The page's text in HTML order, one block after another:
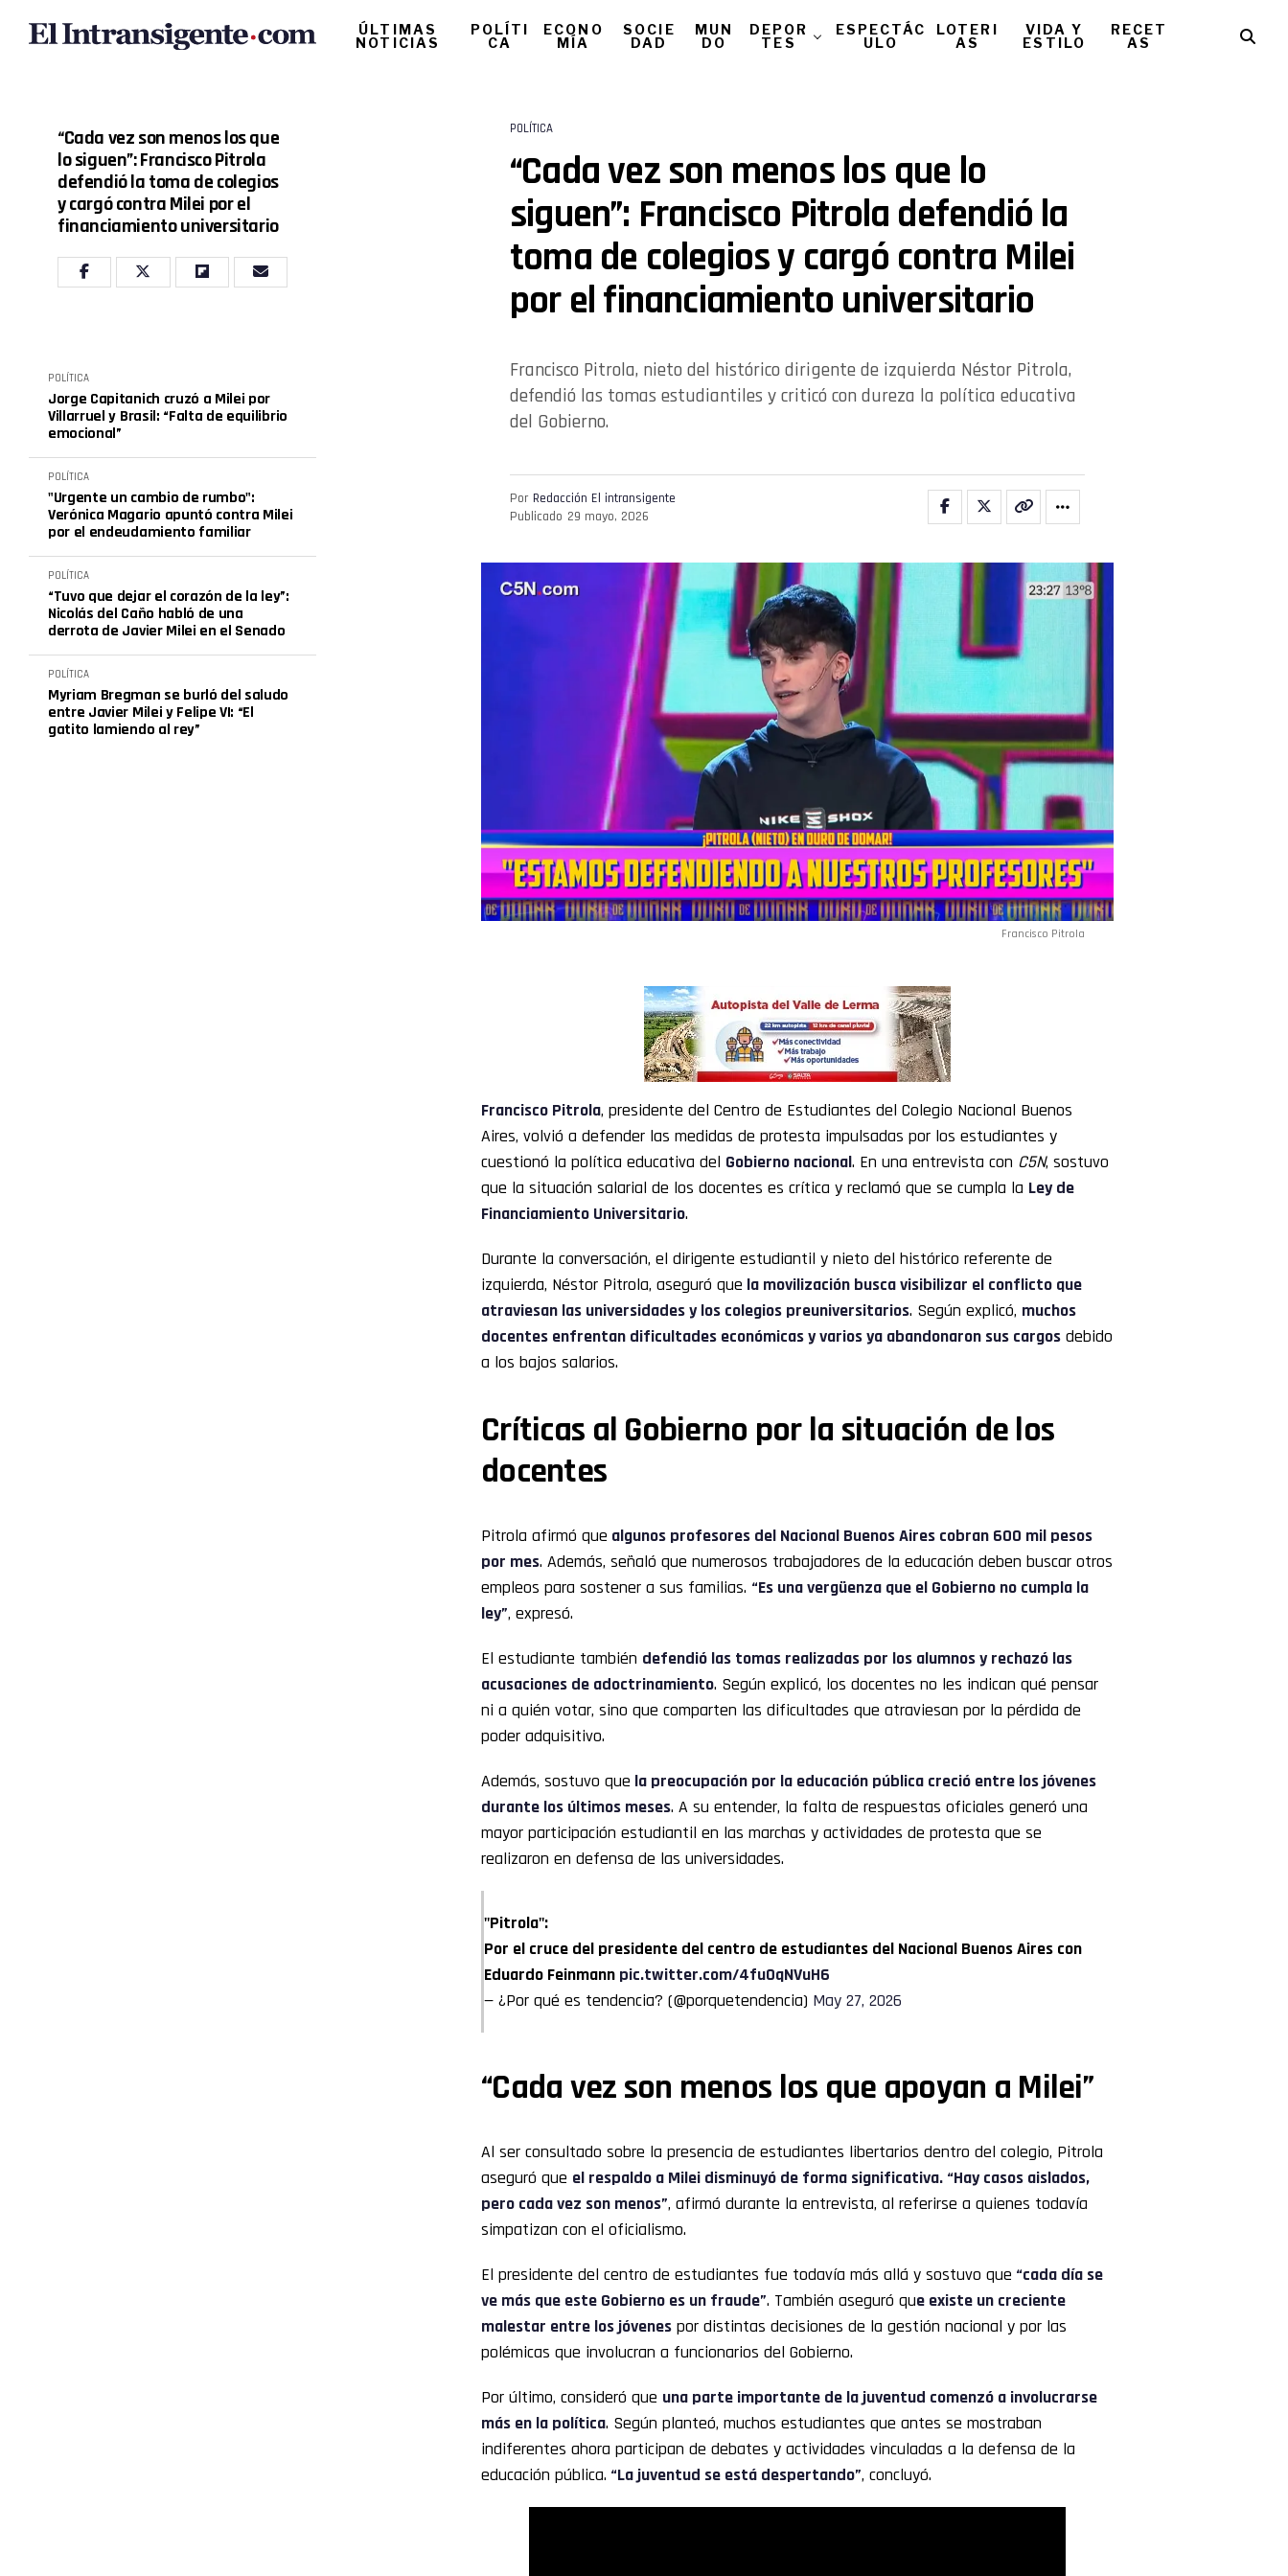
ÚLTIMAS
NOTICIAS
POLÍTI
CA
ECONO
MÍA
SOCIE
DAD
MUN
DO
DEPOR
TES
ESPECTÁC
ULO
LOTERI
AS
VIDA Y
ESTILO
RECET
AS
“Cada vez son menos los que
lo siguen”: Francisco Pitrola
defendió la toma de colegios
y cargó contra Milei por el
financiamiento universitario
POLÍTICA
Jorge Capitanich cruzó a Milei por
Villarruel y Brasil: “Falta de equilibrio
emocional”
POLÍTICA
"Urgente un cambio de rumbo":
Verónica Magario apuntó contra Milei
por el endeudamiento familiar
POLÍTICA
“Tuvo que dejar el corazón de la ley”:
Nicolás del Caño habló de una
derrota de Javier Milei en el Senado
POLÍTICA
Myriam Bregman se burló del saludo
entre Javier Milei y Felipe VI: “El
gatito lamiendo al rey”
POLÍTICA
“Cada vez son menos los que lo
siguen”: Francisco Pitrola defendió la
toma de colegios y cargó contra Milei
por el financiamiento universitario
Francisco Pitrola, nieto del histórico dirigente de izquierda Néstor Pitrola,
defendió las tomas estudiantiles y criticó con dureza la política educativa
del Gobierno.
Por Redacción El intransigente
Publicado 29 mayo, 2026
Francisco Pitrola
Francisco Pitrola, presidente del Centro de Estudiantes del Colegio Nacional Buenos
Aires, volvió a defender las medidas de protesta impulsadas por los estudiantes y
cuestionó la política educativa del Gobierno nacional. En una entrevista con C5N, sostuvo
que la situación salarial de los docentes es crítica y reclamó que se cumpla la Ley de
Financiamiento Universitario.
Durante la conversación, el dirigente estudiantil y nieto del histórico referente de
izquierda, Néstor Pitrola, aseguró que la movilización busca visibilizar el conflicto que
atraviesan las universidades y los colegios preuniversitarios. Según explicó, muchos
docentes enfrentan dificultades económicas y varios ya abandonaron sus cargos debido
a los bajos salarios.
Críticas al Gobierno por la situación de los
docentes
Pitrola afirmó que algunos profesores del Nacional Buenos Aires cobran 600 mil pesos
por mes. Además, señaló que numerosos trabajadores de la educación deben buscar otros
empleos para sostener a sus familias. “Es una vergüenza que el Gobierno no cumpla la
ley”, expresó.
El estudiante también defendió las tomas realizadas por los alumnos y rechazó las
acusaciones de adoctrinamiento. Según explicó, los docentes no les indican qué pensar
ni a quién votar, sino que comparten las dificultades que atraviesan por la pérdida de
poder adquisitivo.
Además, sostuvo que la preocupación por la educación pública creció entre los jóvenes
durante los últimos meses. A su entender, la falta de respuestas oficiales generó una
mayor participación estudiantil en las marchas y actividades de protesta que se
realizaron en defensa de las universidades.
"Pitrola":
Por el cruce del presidente del centro de estudiantes del Nacional Buenos Aires con
Eduardo Feinmann pic.twitter.com/4fu0qNVuH6
— ¿Por qué es tendencia? (@porquetendencia) May 27, 2026
“Cada vez son menos los que apoyan a Milei”
Al ser consultado sobre la presencia de estudiantes libertarios dentro del colegio, Pitrola
aseguró que el respaldo a Milei disminuyó de forma significativa. “Hay casos aislados,
pero cada vez son menos”, afirmó durante la entrevista, al referirse a quienes todavía
simpatizan con el oficialismo.
El presidente del centro de estudiantes fue todavía más allá y sostuvo que “cada día se
ve más que este Gobierno es un fraude”. También aseguró que existe un creciente
malestar entre los jóvenes por distintas decisiones de la gestión nacional y por las
polémicas que involucran a funcionarios del Gobierno.
Por último, consideró que una parte importante de la juventud comenzó a involucrarse
más en la política. Según planteó, muchos estudiantes que antes se mostraban
indiferentes ahora participan de debates y actividades vinculadas a la defensa de la
educación pública. “La juventud se está despertando”, concluyó.